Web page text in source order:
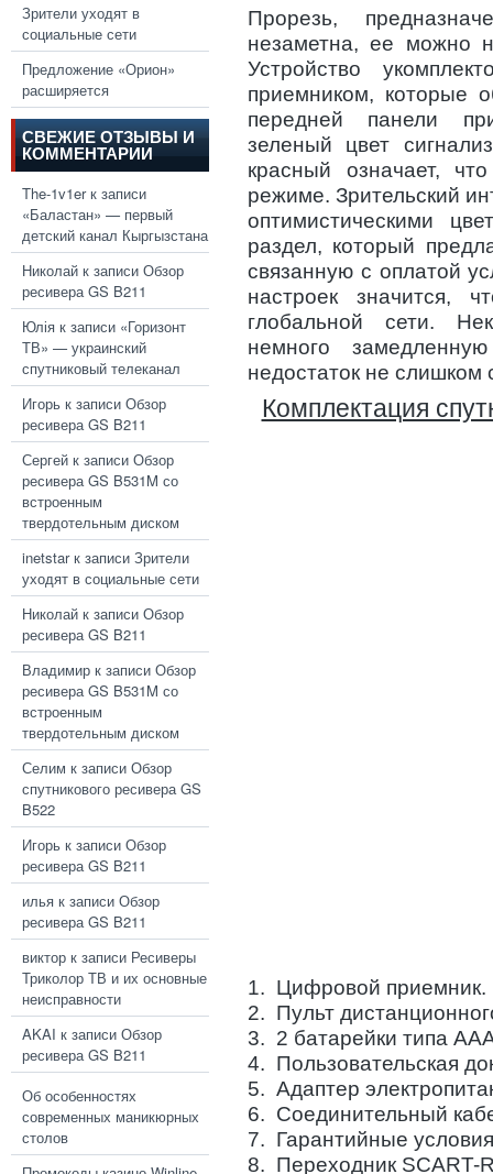
Зрители уходят в
социальные сети
Предложение «Орион»
расширяется
СВЕЖИЕ ОТЗЫВЫ И
КОММЕНТАРИИ
The-1v1erк записи
«Баластан» — первый
детский канал Кыргызстана
Николай к записи Обзор
ресивера GS B211
Юлія к записи «Горизонт
ТВ» — украинский
спутниковый телеканал
Игорь к записи Обзор
ресивера GS B211
Сергей к записи Обзор
ресивера GS B531M со
встроенным
твердотельным диском
inetstarк записи Зрители
уходят в социальные сети
Николай к записи Обзор
ресивера GS B211
Владимир к записи Обзор
ресивера GS B531M со
встроенным
твердотельным диском
Селим к записи Обзор
спутникового ресивера GS
B522
Игорь к записи Обзор
ресивера GS B211
илья к записи Обзор
ресивера GS B211
виктор к записи Ресиверы
Триколор ТВ и их основные
неисправности
AKAI к записи Обзор
ресивера GS B211
Об особенностях
современных маникюрных
столов
Прорезь,
незаметна, ее можно
Устройство
приемником, которые
передней панели
зеленый цвет
красный означает,
режиме. Зрительский
оптимистическими
раздел, который
связанную с оплатой
настроек значится,
глобальной сети.
немного
недостаток не слишком
Комплектация
1. Цифровой приемник.
2. Пульт
3. 2 батарейки типа
4. Пользовательская
5. Адаптер
6. Соединительный
7. Гарантийные
8. Переходник SCART-